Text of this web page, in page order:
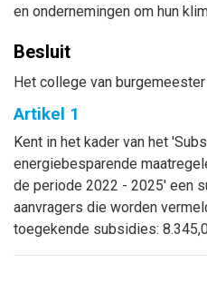
en ondernemingen om hun
Besluit
Het college van
Artikel 1
Kent in het kader van het
energiebesparende
de periode 2022 - 2025' een
aanvragers die worden
toegekende subsidies: